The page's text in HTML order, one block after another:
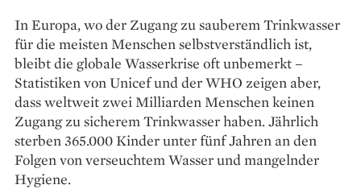
In Europa, wo der Zugang zu sauberem Trinkwasser
für die meisten Menschen selbstverständlich ist,
bleibt die globale Wasserkrise oft unbemerkt –
Statistiken von Unicef und der WHO zeigen aber,
dass weltweit zwei Milliarden Menschen keinen
Zugang zu ­sicherem Trinkwasser haben. Jährlich
sterben 365.000 Kinder unter fünf Jahren an den
Folgen von verseuchtem Wasser und mangelnder
Hygiene.